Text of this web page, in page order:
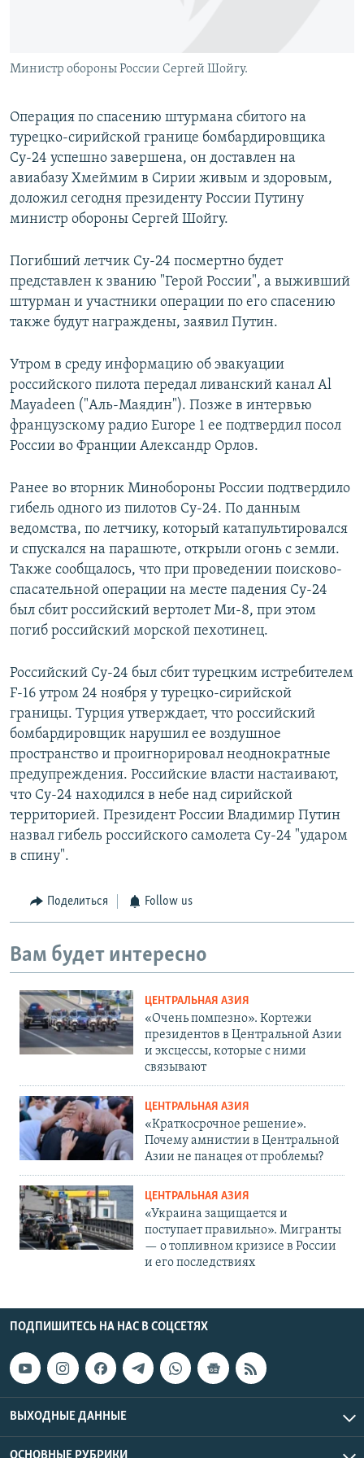
Министр обороны России Сергей Шойгу.
Операция по спасению штурмана сбитого на
турецко-сирийской границе бомбардировщика
Су-24 успешно завершена, он доставлен на
авиабазу Хмеймим в Сирии живым и здоровым,
доложил сегодня президенту России Путину
министр обороны Сергей Шойгу.
Погибший летчик Су-24 посмертно будет
представлен к званию "Герой России", а выживший
штурман и участники операции по его спасению
также будут награждены, заявил Путин.
Утром в среду информацию об эвакуации
российского пилота передал ливанский канал Al
Mayadeen ("Аль-Маядин"). Позже в интервью
французскому радио Europe 1 ее подтвердил посол
России во Франции Александр Орлов.
Ранее во вторник Минобороны России подтвердило
гибель одного из пилотов Су-24. По данным
ведомства, по летчику, который катапультировался
и спускался на парашюте, открыли огонь с земли.
Также сообщалось, что при проведении поисково-
спасательной операции на месте падения Су-24
был сбит российский вертолет Ми-8, при этом
погиб российский морской пехотинец.
Российский Су-24 был сбит турецким истребителем
F-16 утром 24 ноября у турецко-сирийской
границы. Турция утверждает, что российский
бомбардировщик нарушил ее воздушное
пространство и проигнорировал неоднократные
предупреждения. Российские власти настаивают,
что Су-24 находился в небе над сирийской
территорией. Президент России Владимир Путин
назвал гибель российского самолета Су-24 "ударом
в спину".
Поделиться Follow us
Вам будет интересно
ЦЕНТРАЛЬНАЯ АЗИЯ
«Очень помпезно». Кортежи
президентов в Центральной Азии
и эксцессы, которые с ними
связывают
ЦЕНТРАЛЬНАЯ АЗИЯ
«Краткосрочное решение».
Почему амнистии в Центральной
Азии не панацея от проблемы?
ЦЕНТРАЛЬНАЯ АЗИЯ
«Украина защищается и
поступает правильно». Мигранты
— о топливном кризисе в России
и его последствиях
ПОДПИШИТЕСЬ НА НАС В СОЦСЕТЯХ
ВЫХОДНЫЕ ДАННЫЕ
ОСНОВНЫЕ РУБРИКИ